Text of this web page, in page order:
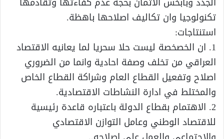
تكنولوجيا وان تكاليف اصلاحها باهظة.
استنتاجات:
1. ان الخصخصة ليست حلا سحريا لما يعانيه الاقتصاد
العراقي من تخلف وصفة احادية وانما من الضروري
اصلاح وتفعيل القطاع العام وشراكة القطاع الخاص
والمختلط في ادارة النشاطات الاقتصادية.
2. الاهتمام بقطاع الدولة باعتباره قاعدة رئيسية
للاقتصاد الوطني وعامل التوازن الاقتصادي